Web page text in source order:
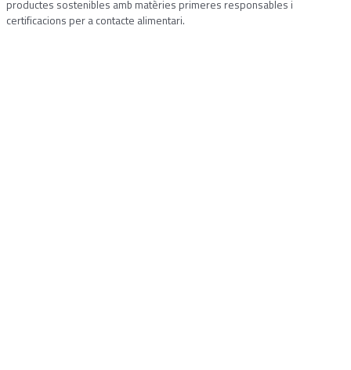
productes sostenibles amb matèries primeres responsables i
certificacions per a contacte alimentari.